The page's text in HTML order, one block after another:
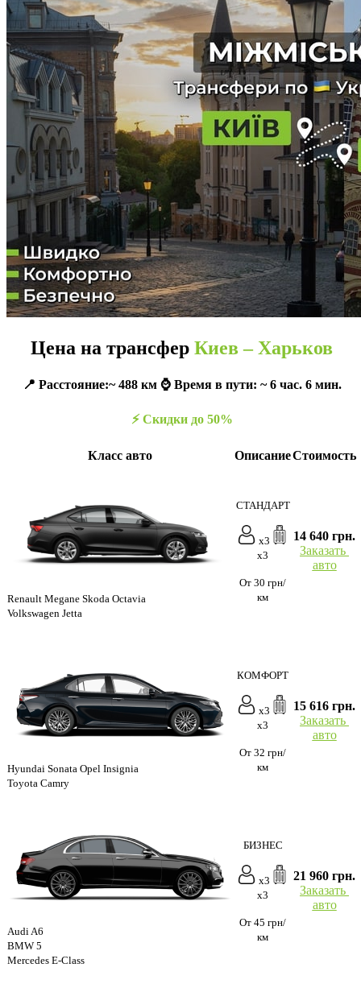
Цена на трансфер Киев – Харьков
📍 Расстояние:~ 488 км ⌚️ Время в пути: ~ 6 час. 6 мин.
⚡️ Скидки до 50%
Класс авто ОписаниеСтоимость
Renault Megane Skoda Octavia
Volkswagen Jetta
СТАНДАРТ
x3
x3
От 30 грн/
км
14 640 грн.
Заказать
авто
Hyundai Sonata Opel Insignia
Toyota Camry
КОМФОРТ
x3
x3
От 32 грн/
км
15 616 грн.
Заказать
авто
Audi A6
BMW 5
Mercedes E-Class
БИЗНЕС
x3
x3
От 45 грн/
км
21 960 грн.
Заказать
авто